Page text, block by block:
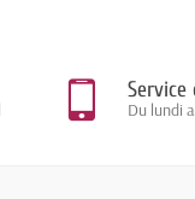
Service
Du lundi